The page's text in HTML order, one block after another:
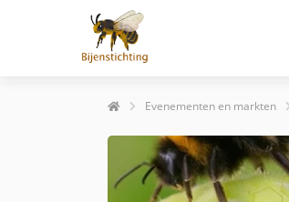
Evenementen en markten